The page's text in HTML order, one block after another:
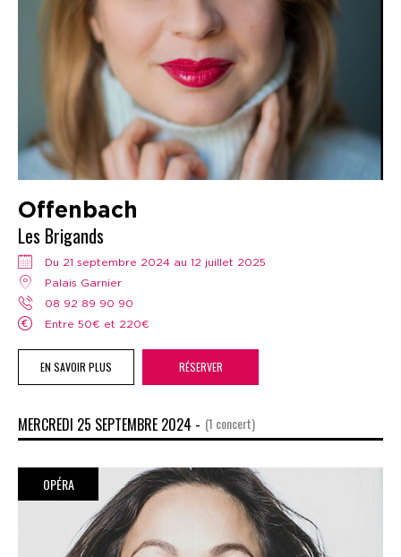
Offenbach
Les Brigands
Du 21 septembre 2024 au 12 juillet 2025
Palais Garnier
08 92 89 90 90
Entre 50€ et 220€
EN SAVOIR PLUS RÉSERVER
MERCREDI 25 SEPTEMBRE 2024 - (1 concert)
OPÉRA